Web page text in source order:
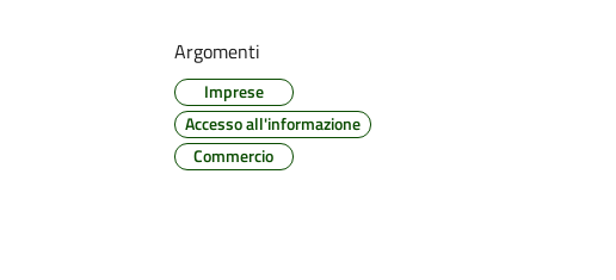
Argomenti
Imprese
Accesso all'informazione
Commercio